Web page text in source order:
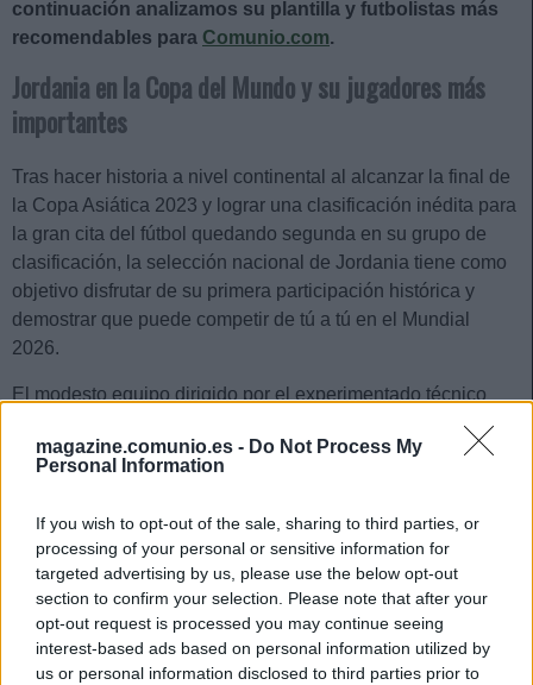
magazine.comunio.es - Do Not Process My
Personal Information
If you wish to opt-out of the sale, sharing to third parties, or
processing of your personal or sensitive information for
targeted advertising by us, please use the below opt-out
section to confirm your selection. Please note that after your
opt-out request is processed you may continue seeing
interest-based ads based on personal information utilized by
us or personal information disclosed to third parties prior to
continuación analizamos su plantilla y futbolistas más
recomendables para Comunio.com.
Jordania en la Copa del Mundo y su jugadores más
importantes
Tras hacer historia a nivel continental al alcanzar la final de
la Copa Asiática 2023 y lograr una clasificación inédita para
la gran cita del fútbol quedando segunda en su grupo de
clasificación, la selección nacional de Jordania tiene como
objetivo disfrutar de su primera participación histórica y
demostrar que puede competir de tú a tú en el Mundial
2026.
El modesto equipo dirigido por el experimentado técnico
Jamal Sellami apenas cuenta con jugadores de renombre
internacional. De hecho, sólo uno de sus futbolistas juega
Al-Tamaries sin duda alguna, uno de los jugadores más
recomendables para Comunio.com, junto con el olfato
goleador de Ali Olwan y el centrocampista Nizar Mahmoud
Al-Rashdan (Qatar SC).